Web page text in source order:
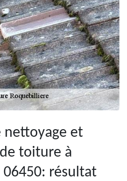
nettoyage et
toiture à
résultat